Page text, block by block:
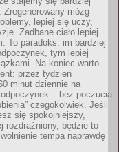
mózg
lepiej się uczy,
Zadbane ciało lepiej
To paradoks: im bardziej
tym lepiej
Na koniec warto
przez tydzień
minut dziennie na
– bez poczucia
czegokolwiek. Jeśli
się spokojniejszy,
rozdrażniony, będzie to
tempa naprawdę